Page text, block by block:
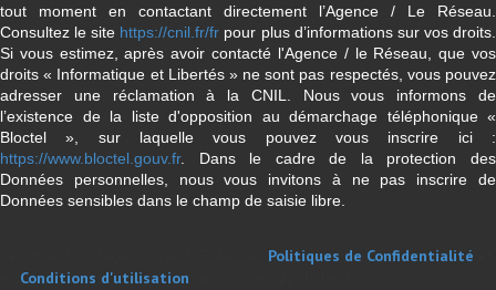
tout moment en contactant directement l’Agence / Le Réseau.
Consultez le site https://cnil.fr/fr pour plus d’informations sur vos droits.
Si vous estimez, après avoir contacté l'Agence / le Réseau, que vos
droits « Informatique et Libertés » ne sont pas respectés, vous pouvez
adresser une réclamation à la CNIL. Nous vous informons de
l’existence de la liste d'opposition au démarchage téléphonique «
Bloctel », sur laquelle vous pouvez vous inscrire ici :
https://www.bloctel.gouv.fr. Dans le cadre de la protection des
Données personnelles, nous vous invitons à ne pas inscrire de
Données sensibles dans le champ de saisie libre.
Politiques de Confidentialité
Conditions d'utilisation